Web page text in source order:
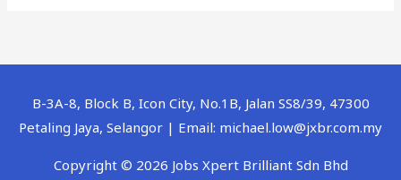
B-3A-8, Block B, Icon City, No.1B, Jalan SS8/39, 47300
Petaling Jaya, Selangor | Email: michael.low@jxbr.com.my
Copyright © 2026 Jobs Xpert Brilliant Sdn Bhd